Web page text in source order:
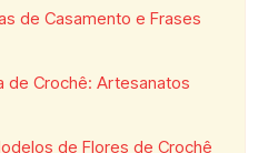
de Casamento e Frases
de Crochê: Artesanatos
de Flores de Crochê